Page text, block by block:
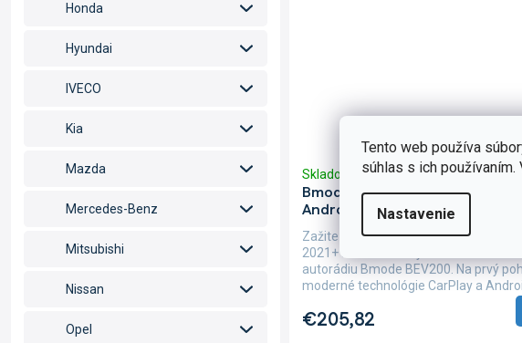
Tento web používa
súhlas s ich
Nastavenie
Honda
Hyundai
IVECO
Kia
Mazda
Mercedes-Benz
Mitsubishi
Nissan
Opel
Bmode 2DIN autorádio BEV200
Android, Fiat Ducato 2021+
Skladom (4 ks)
€205,82
Zažite každý okamih vo svojom Fiat
2021+ s neuveriteľným zvukom vďaka
autorádiu Bmode BEV200. Na prvý
moderné technológie CarPlay a